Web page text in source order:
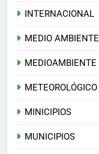
INTERNACIONAL
MEDIO AMBIENTE
MEDIOAMBIENTE
METEOROLÓGICO
MINICIPIOS
MUNICIPIOS